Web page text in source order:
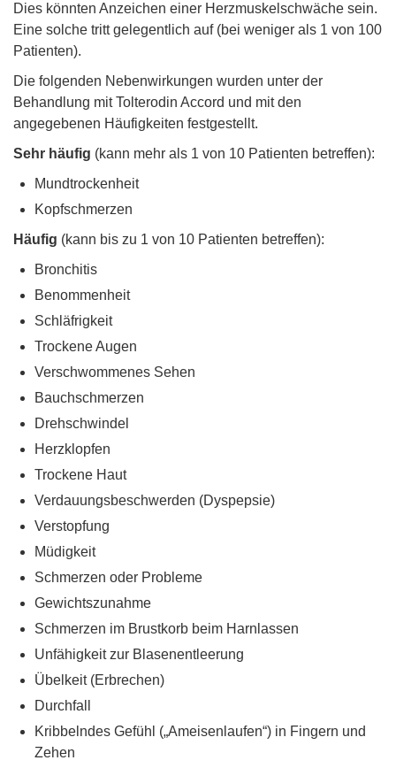
Dies könnten Anzeichen einer Herzmuskelschwäche sein.
Eine solche tritt gelegentlich auf (bei weniger als 1 von 100
Patienten).
Die folgenden Nebenwirkungen wurden unter der
Behandlung mit Tolterodin Accord und mit den
angegebenen Häufigkeiten festgestellt.
Sehr häufig (kann mehr als 1 von 10 Patienten betreffen):
Mundtrockenheit
Kopfschmerzen
Häufig (kann bis zu 1 von 10 Patienten betreffen):
Bronchitis
Benommenheit
Schläfrigkeit
Trockene Augen
Verschwommenes Sehen
Bauchschmerzen
Drehschwindel
Herzklopfen
Trockene Haut
Verdauungsbeschwerden (Dyspepsie)
Verstopfung
Müdigkeit
Schmerzen oder Probleme
Gewichtszunahme
Schmerzen im Brustkorb beim Harnlassen
Unfähigkeit zur Blasenentleerung
Übelkeit (Erbrechen)
Durchfall
Kribbelndes Gefühl („Ameisenlaufen“) in Fingern und
Zehen